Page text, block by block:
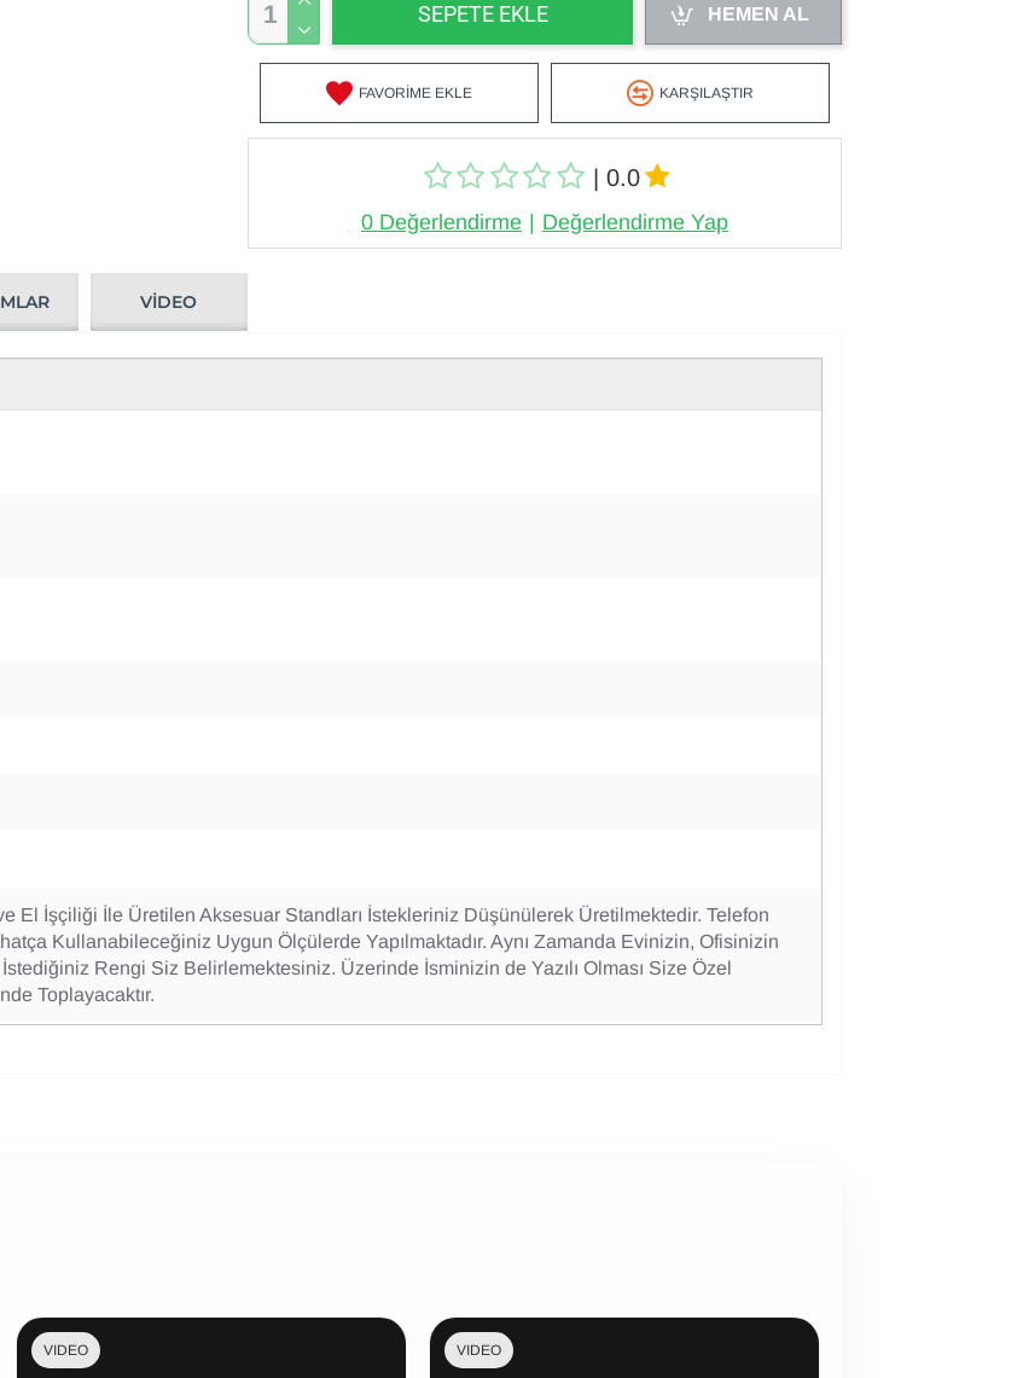
| 0.0
0 Değerlendirme Değerlendirme Yap
SEPETE EKLE HEMEN AL
FAVORIME EKLE KARŞILAŞTIR
VIDEO
El İşçiliği İle Üretilen Aksesuar Standları İstekleriniz Düşünülerek Üretilmektedir. Telefon
Kullanabileceğiniz Uygun Ölçülerde Yapılmaktadır. Aynı Zamanda Evinizin, Ofisinizin
Rengi Siz Belirlemektesiniz. Üzerinde İsminizin de Yazılı Olması Size Özel
Toplayacaktır.
VIDEO VIDEO